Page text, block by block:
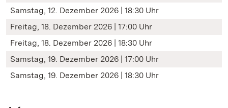
Samstag, 12. Dezember 2026 | 18:30 Uhr
Freitag, 18. Dezember 2026 | 17:00 Uhr
Freitag, 18. Dezember 2026 | 18:30 Uhr
Samstag, 19. Dezember 2026 | 17:00 Uhr
Samstag, 19. Dezember 2026 | 18:30 Uhr